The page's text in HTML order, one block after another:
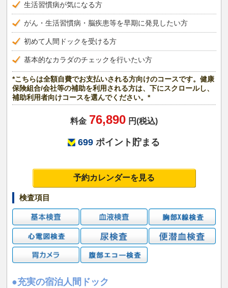
生活習慣病が気になる方
がん・生活習慣病・脳疾患等を早期に発見したい方
初めて人間ドックを受ける方
基本的なカラダのチェックを行いたい方
*こちらは全額自費でお支払いされる方向けのコースです。健康
保険組合/会社等の補助を利用される方は、下にスクロールし、
補助利用者向けコースを選んでください。*
料金 76,890 円(税込)
699ポイント貯まる
予約カレンダーを見る
検査項目
●充実の宿泊人間ドック